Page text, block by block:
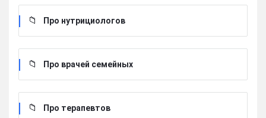
Про нутрициологов
Про врачей семейных
Про терапевтов